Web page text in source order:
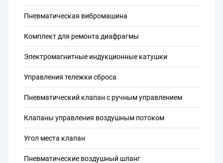
Пневматическая вибромашина
Комплект для ремонта диафрагмы
Электромагнитные индукционные катушки
Управления тележки сброса
Пневматический клапан с ручным управлением
Клапаны управления воздушным потоком
Угол места клапан
Пневматические воздушный шланг